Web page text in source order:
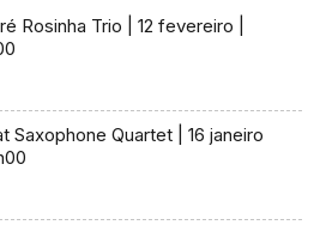
Rosinha Trio | 12 fevereiro |
Quartet | 16 janeiro